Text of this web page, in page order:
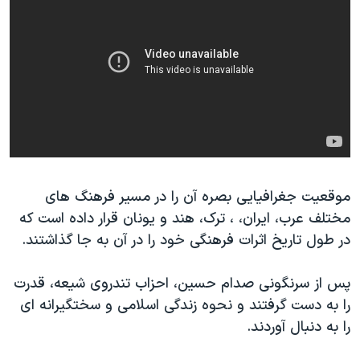
موقعیت جغرافیایی بصره آن را در مسیر فرهنگ های
مختلف عرب، ایران، ، ترک، هند و یونان قرار داده است که
در طول تاریخ اثرات فرهنگی خود را در آن به جا گذاشتند.
پس از سرنگونی صدام حسین، احزاب تندروی شیعه، قدرت
را به دست گرفتند و نحوه زندگی اسلامی و سختگیرانه ای
را به دنبال آوردند.